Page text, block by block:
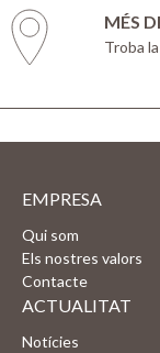
MÉS
Troba
EMPRESA
Qui som
Els nostres valors
Contacte
ACTUALITAT
Notícies